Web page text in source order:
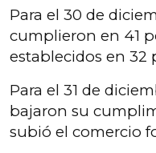
Para el 30 de
cumplieron en 41
establecidos en 32
Para el 31 de
bajaron su
subió el comercio